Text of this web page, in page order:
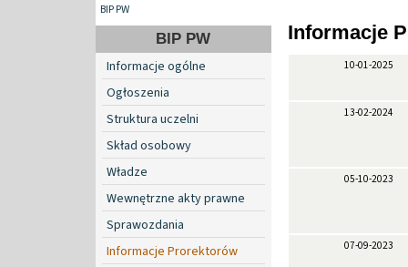
BIP PW
BIP PW
Informacje ogólne
Ogłoszenia
Struktura uczelni
Skład osobowy
Władze
Wewnętrzne akty prawne
Sprawozdania
Informacje Prorektorów
Informacje
10-01-2025
13-02-2024
05-10-2023
07-09-2023